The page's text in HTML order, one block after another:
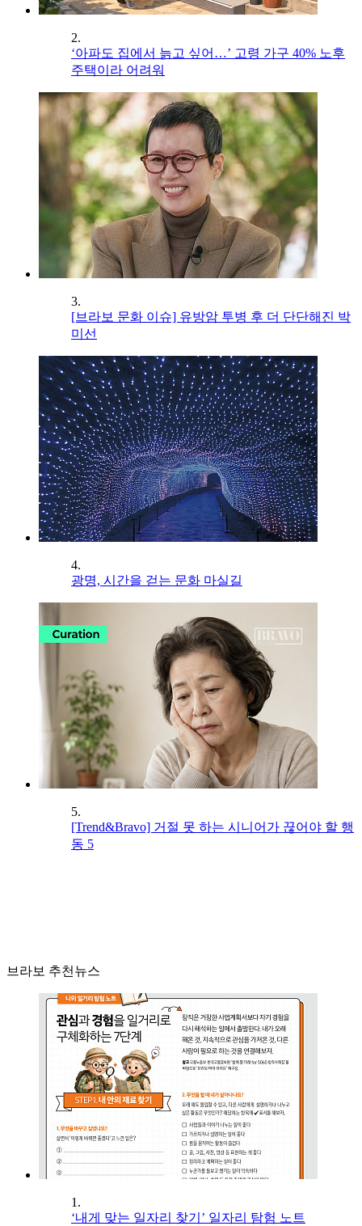
2.
‘아파도 집에서 늙고 싶어…’ 고령 가구 40% 노후
주택이라 어려워
3.
[브라보 문화 이슈] 유방암 투병 후 더 단단해진 박
미선
4.
광명, 시간을 걷는 문화 마실길
5.
[Trend&Bravo] 거절 못 하는 시니어가 끊어야 할 행
동 5
브라보 추천뉴스
1.
‘내게 맞는 일자리 찾기’ 일자리 탐험 노트